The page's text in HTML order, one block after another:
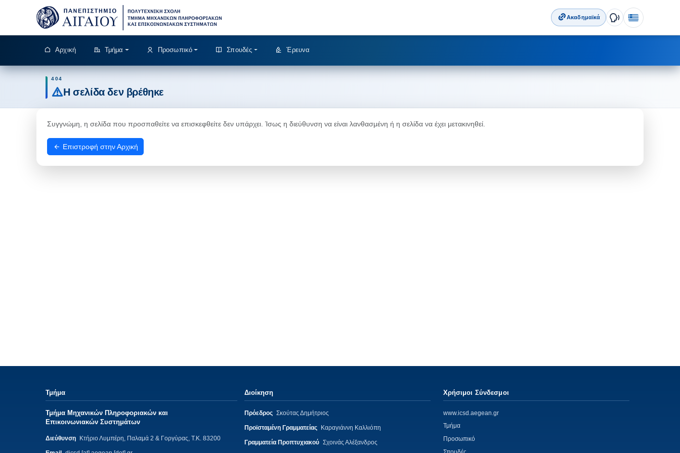
Ακαδημαϊκά
Αρχική Τμήμα Προσωπικό Σπουδές Έρευνα
404
Η σελίδα δεν βρέθηκε
Συγγνώμη, η σελίδα που προσπαθείτε να επισκεφθείτε δεν υπάρχει. Ίσως η διεύθυνση να είναι λανθασμένη ή η σελίδα να έχει μετακινηθεί.
Επιστροφή στην Αρχική
Τμήμα
Τμήμα Μηχανικών Πληροφοριακών και
Επικοινωνιακών Συστημάτων
Διεύθυνση Κτήριο Λυμπέρη, Παλαμά 2 & Γοργύρας, Τ.Κ. 83200
Διοίκηση
Πρόεδρος Σκούτας Δημήτριος
Προϊσταμένη Γραμματείας Καραγιάννη Καλλιόπη
Γραμματεία Προπτυχιακού Σχοινάς Αλέξανδρος
Χρήσιμοι Σύνδεσμοι
www.icsd.aegean.gr
Τμήμα
Προσωπικό